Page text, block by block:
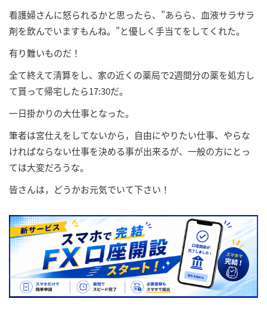
看護婦さんに怒られるかと思ったら、”あらら、血液サラサラ
剤を飲んでいますもんね。”と優しく手当てをしてくれた。
有り難いものだ！
全て終えて清算をし、家の近くの薬局で2週間分の薬を処方し
て貰って帰宅したら17:30だ。
一日掛かりの大仕事となった。
筆者は宮仕えをしてないから，自由にやりたい仕事、やらな
ければならない仕事を決める事が出来るが、一般の方にとっ
ては大変だろうな。
皆さんは，どうかお元気でいて下さい！